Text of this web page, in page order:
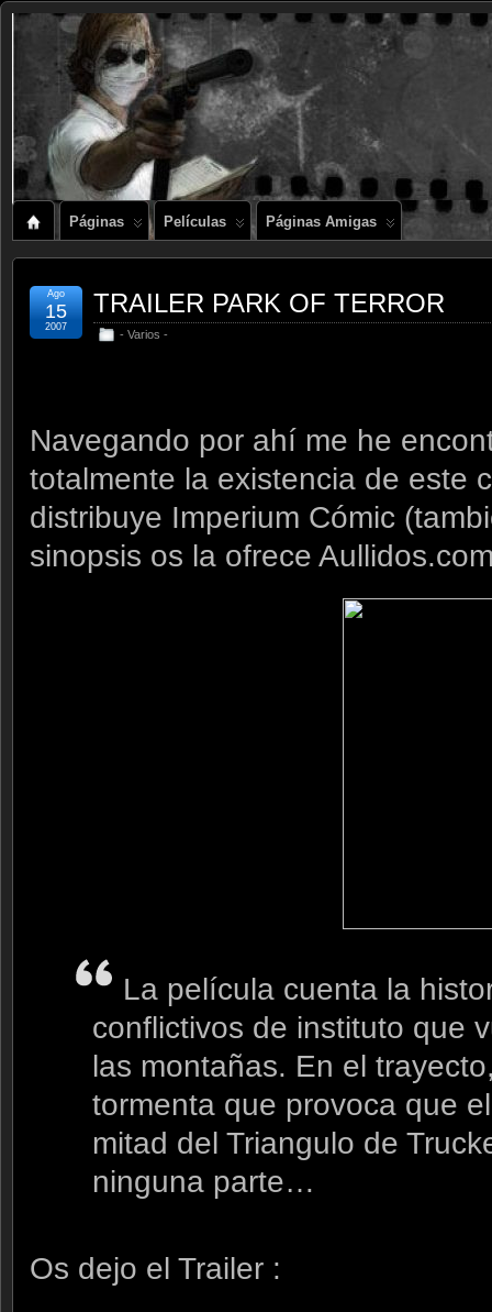
Páginas Películas Páginas Amigas
TRAILER PARK OF TERROR
- Varios -
Ago
15
2007
Navegando por ahí me he
totalmente la existencia de este
distribuye Imperium Cómic
sinopsis os la ofrece
La película cuenta la
conflictivos de instituto que
las montañas. En el
tormenta que provoca que
mitad del Triangulo de
ninguna parte…
Os dejo el Trailer :